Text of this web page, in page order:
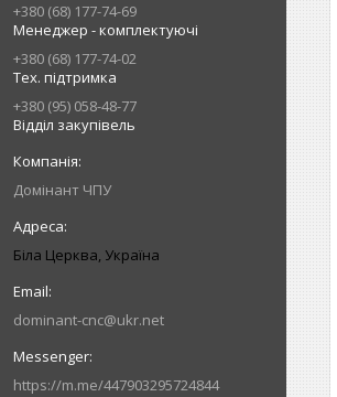
+380 (68) 177-74-69
Менеджер - комплектуючі
+380 (68) 177-74-02
Тех. підтримка
+380 (95) 058-48-77
Відділ закупівель
Домінант ЧПУ
Біла Церква, Україна
dominant-cnc@ukr.net
https://m.me/447903295724844